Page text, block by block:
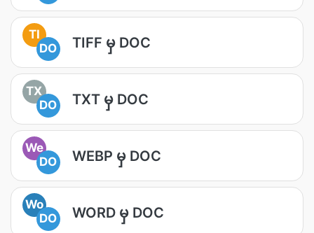
TI
DO
TIFF မှ DOC
TX
DO
TXT မှ DOC
We
DO
WEBP မှ DOC
Wo
DO
WORD မှ DOC